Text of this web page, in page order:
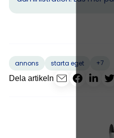
annons starta eget
+7
Dela artikeln